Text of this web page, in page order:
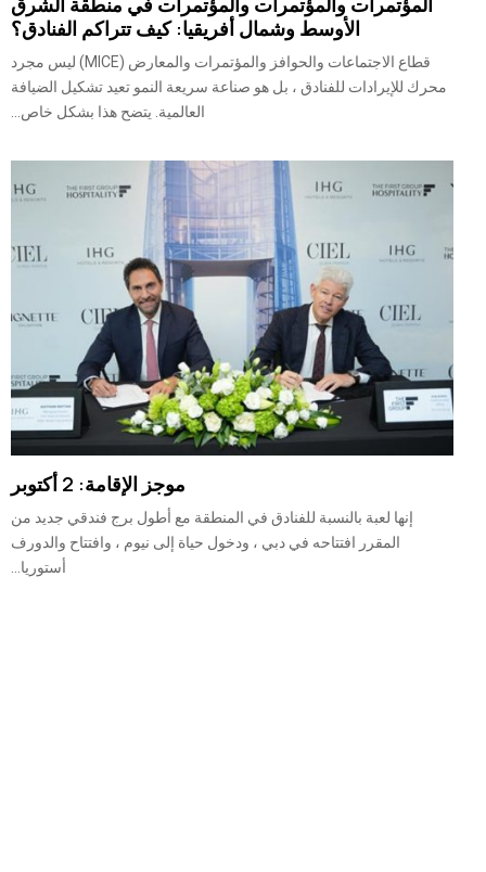
الأوسط وشمال أفريقيا: كيف تتراكم الفنادق؟
قطاع الاجتماعات والحوافز والمؤتمرات والمعارض (MICE) ليس مجرد
محرك للإيرادات للفنادق ، بل هو صناعة سريعة النمو تعيد تشكيل الضيافة
العالمية. يتضح هذا بشكل خاص...
موجز الإقامة: 2 أكتوبر
إنها لعبة بالنسبة للفنادق في المنطقة مع أطول برج فندقي جديد من
المقرر افتتاحه في دبي ، ودخول حياة إلى نيوم ، وافتتاح والدورف
أستوريا...